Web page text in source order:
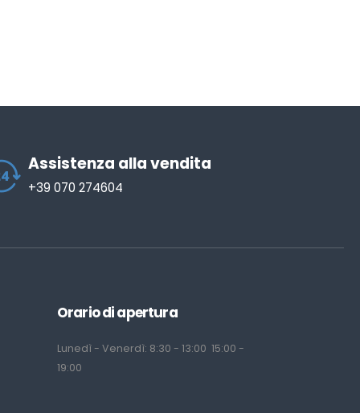
Assistenza alla vendita
+39 070 274604
Orario di apertura
Lunedì - Venerdì: 8:30 - 13:00 15:00 -
19:00